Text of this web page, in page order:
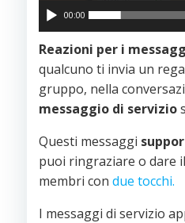
00:00
Reazioni per i
qualcuno ti invia un
gruppo, nella
messaggio di servizio
Questi messaggi
puoi ringraziare o dare
membri con due tocchi.
I messaggi di servizio